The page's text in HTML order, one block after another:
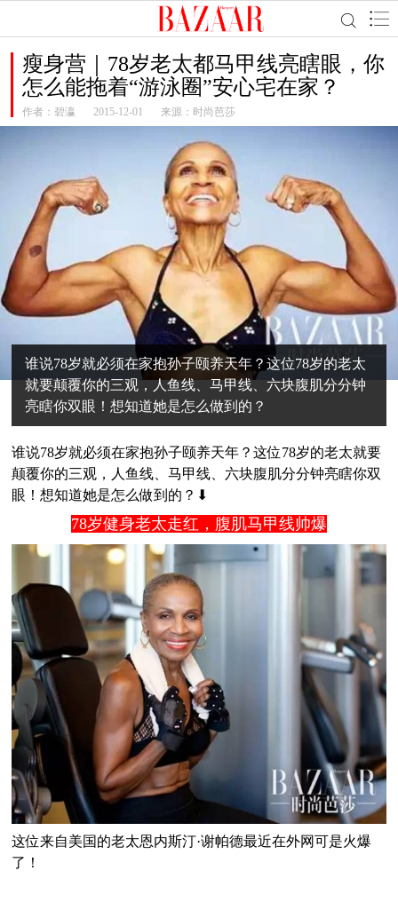
瘦身营｜78岁老太都马甲线亮瞎眼，你
怎么能拖着“游泳圈”安心宅在家？
作者： 碧瀛 2015-12-01 来源：时尚芭莎
谁说78岁就必须在家抱孙子颐养天年？这位78岁的老太
就要颠覆你的三观，人鱼线、马甲线、六块腹肌分分钟
亮瞎你双眼！想知道她是怎么做到的？
谁说78岁就必须在家抱孙子颐养天年？这位78岁的老太就要
颠覆你的三观，人鱼线、马甲线、六块腹肌分分钟亮瞎你双
眼！想知道她是怎么做到的？⬇
78岁健身老太走红，腹肌马甲线帅爆
这位来自美国的老太恩内斯汀·谢帕德最近在外网可是火爆
了！